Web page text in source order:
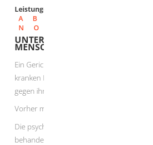
Leistungen
A
B
N
O
UNTERBRINGUNG PSYCHISCH
MENSCHEN NACH DEM
Ein Gericht kann die Unterbringung einer
kranken Person in einem psychiatrischen
gegen ihren Willen anordnen.
Vorher muss eine ärztliche Untersuchung
Die psychisch kranke Person muss so
behandelt und betreut werden, dass der